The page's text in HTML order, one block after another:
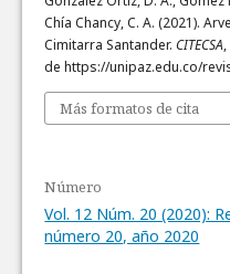
Chía Chancy, C. A. (2021).
Cimitarra Santander.CITECSA,
de https://unipaz.edu.co/
Más formatos de cita
Número
Vol. 12 Núm. 20 (2020):
número 20, año 2020